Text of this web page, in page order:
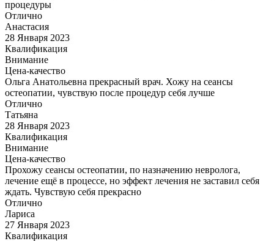
процедуры
Отлично
Анастасия
28 Января 2023
Квалификация
Внимание
Цена-качество
Ольга Анатольевна прекрасный врач. Хожу на сеансы
остеопатии, чувствую после процедур себя лучше
Отлично
Татьяна
28 Января 2023
Квалификация
Внимание
Цена-качество
Прохожу сеансы остеопатии, по назначению невролога,
лечение ещё в процессе, но эффект лечения не заставил себя
ждать. Чувствую себя прекрасно
Отлично
Лариса
27 Января 2023
Квалификация